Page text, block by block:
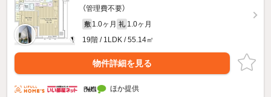
（管理費不要）
敷 1.0ヶ月 礼 1.0ヶ月
19階 / 1LDK / 55.14㎡
物件詳細を見る
ほか提供